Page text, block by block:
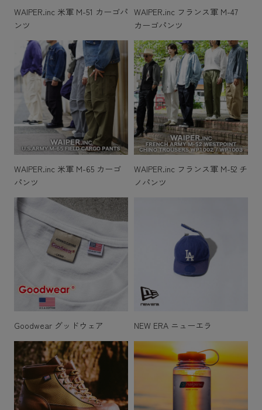
WAIPER.inc 米軍 M-51 カーゴパ
ンツ
WAIPER.inc フランス軍 M-47
カーゴパンツ
WAIPER.inc 米軍 M-65 カーゴ
パンツ
WAIPER.inc フランス軍 M-52 チ
ノパンツ
Goodwear グッドウェア NEW ERA ニューエラ